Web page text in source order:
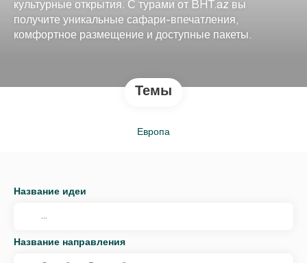
культурные открытия. С турами от BHT.az вы
получите уникальные сафари-впечатления,
комфортное размещение и доступные пакеты.
Темы
Европа
Название идеи
Название направления